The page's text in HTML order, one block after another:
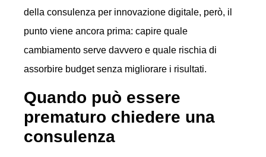
della consulenza per innovazione digitale, però, il
punto viene ancora prima: capire quale
cambiamento serve davvero e quale rischia di
assorbire budget senza migliorare i risultati.
Quando può essere
prematuro chiedere una
consulenza